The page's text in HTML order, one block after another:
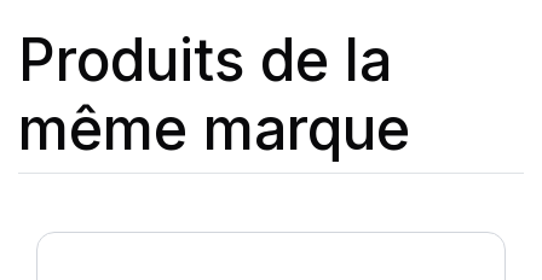
Produits de la
même marque